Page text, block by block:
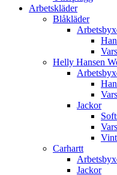
Arbetskläder
Blåkläder
Helly Hansen
Jackor
Carhartt
Jackor